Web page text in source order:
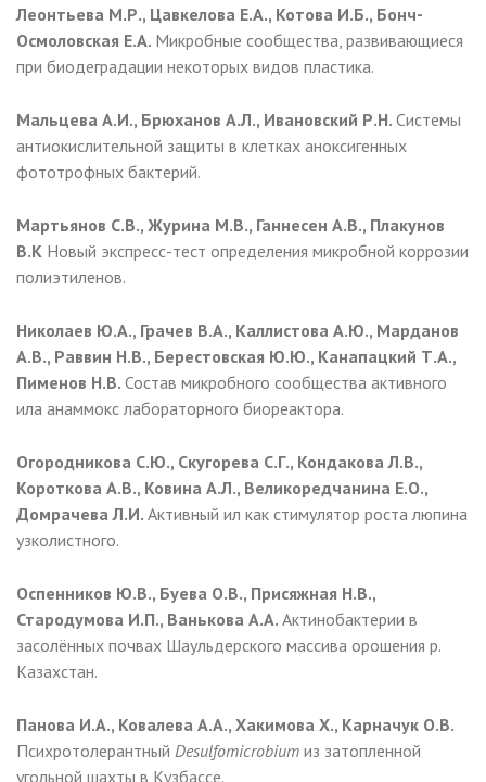
Леонтьева М.Р., Цавкелова Е.А., Котова И.Б., Бонч-
Осмоловская Е.А. Микробные сообщества, развивающиеся
при биодеградации некоторых видов пластика.
Мальцева А.И., Брюханов А.Л., Ивановский Р.Н. Системы
антиокислительной защиты в клетках аноксигенных
фототрофных бактерий.
Мартьянов С.В., Журина М.В., Ганнесен А.В., Плакунов
В.К Новый экспресс-тест определения микробной коррозии
полиэтиленов.
Николаев Ю.А., Грачев В.А., Каллистова А.Ю., Марданов
А.В., Раввин Н.В., Берестовская Ю.Ю., Канапацкий Т.А.,
Пименов Н.В. Состав микробного сообщества активного
ила анаммокс лабораторного биореактора.
Огородникова С.Ю., Скугорева С.Г., Кондакова Л.В.,
Короткова А.В., Ковина А.Л., Великоредчанина Е.О.,
Домрачева Л.И. Активный ил как стимулятор роста люпина
узколистного.
Оспенников Ю.В., Буева О.В., Присяжная Н.В.,
Стародумова И.П., Ванькова А.А. Актинобактерии в
засолённых почвах Шаульдерского массива орошения р.
Казахстан.
Панова И.А., Ковалева А.А., Хакимова Х., Карначук О.В.
Психротолерантный Desulfomicrobium из затопленной
угольной шахты в Кузбассе.